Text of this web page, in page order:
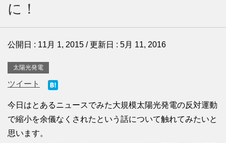
に！
公開日 : 11月 1, 2015 / 更新日 : 5月 11, 2016
太陽光発電
ツイート
今日はとあるニュースでみた大規模太陽光発電の反対運動
で縮小を余儀なくされたという話について触れてみたいと
思います。